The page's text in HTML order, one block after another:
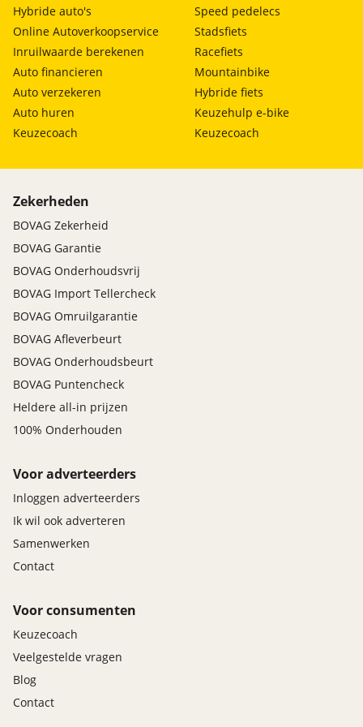
draadloze telefoonlader
elektrisch bedienbare achterklep met
sensorsturing
keyless entry
Hybride auto's
Online Autoverkoopservice
Inruilwaarde berekenen
Auto financieren
Auto verzekeren
Auto huren
Keuzecoach
Speed pedelecs
Stadsfiets
Racefiets
Mountainbike
Hybride fiets
Keuzehulp e-bike
Keuzecoach
Zekerheden
BOVAG Zekerheid
BOVAG Garantie
BOVAG Onderhoudsvrij
BOVAG Import Tellercheck
BOVAG Omruilgarantie
BOVAG Afleverbeurt
BOVAG Onderhoudsbeurt
BOVAG Puntencheck
Heldere all-in prijzen
100% Onderhouden
Voor adverteerders
Inloggen adverteerders
Ik wil ook adverteren
Samenwerken
Contact
Voor consumenten
Keuzecoach
Veelgestelde vragen
Blog
Contact